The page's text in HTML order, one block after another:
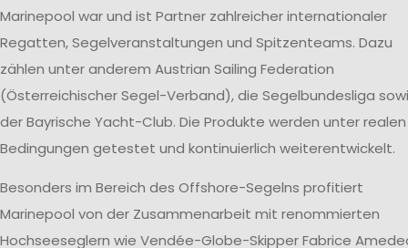
Marinepool war und ist Partner zahlreicher internationaler
Regatten, Segelveranstaltungen und Spitzenteams. Dazu
zählen unter anderem Austrian Sailing Federation
(Österreichischer Segel-Verband), die Segelbundesliga
der Bayrische Yacht-Club. Die Produkte werden unter realen
Bedingungen getestet und kontinuierlich weiterentwickelt.
Besonders im Bereich des Offshore-Segelns profitiert
Marinepool von der Zusammenarbeit mit renommierten
Hochseeseglern wie Vendée-Globe-Skipper Fabrice